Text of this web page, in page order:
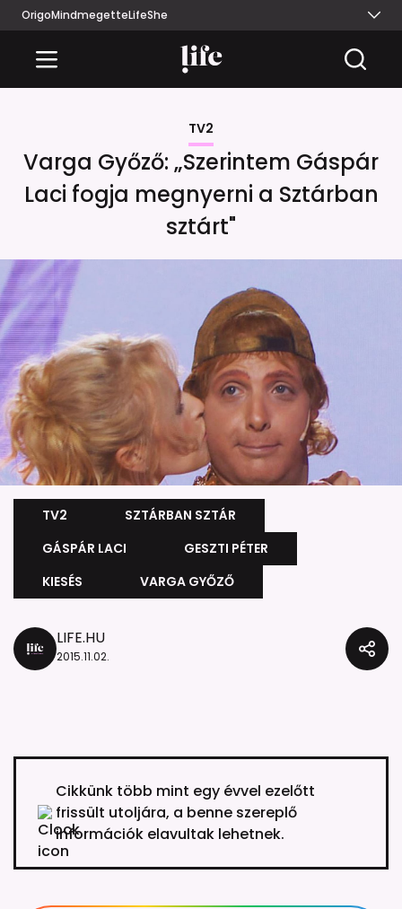
OrigoMindmegetteLifeShe
TV2
Varga Győző: „Szerintem Gáspár
Laci fogja megnyerni a Sztárban
sztárt"
TV2
SZTÁRBAN SZTÁR
GÁSPÁR LACI
GESZTI PÉTER
KIESÉS
VARGA GYŐZŐ
LIFE.HU
2015.11.02.
Cikkünk több mint egy évvel ezelőtt
frissült utoljára, a benne szereplő
információk elavultak lehetnek.